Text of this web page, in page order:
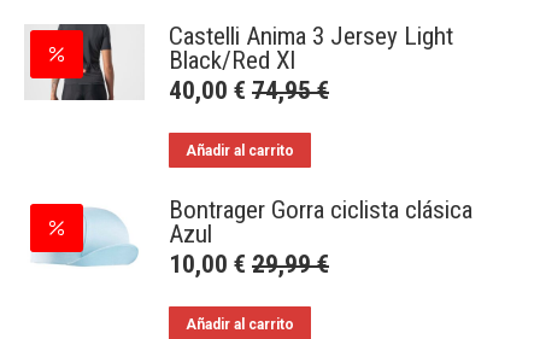
Castelli Anima 3 Jersey Light
Black/Red Xl
40,00 € 74,95€
Añadir al carrito
Bontrager Gorra ciclista clásica
Azul
10,00 € 29,99€
Añadir al carrito